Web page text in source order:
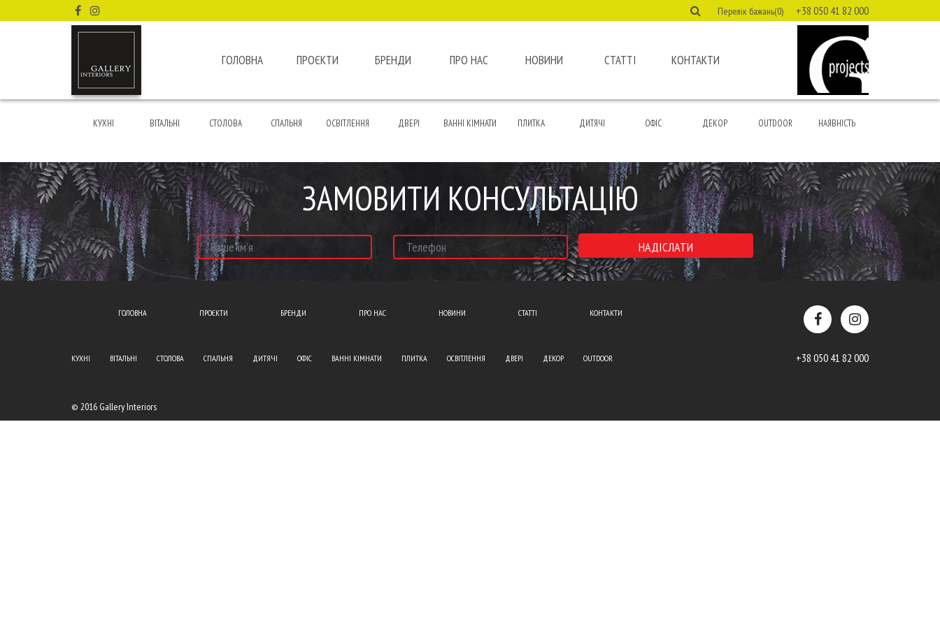
Перелік бажань(0) +38 050 41 82 000
ГОЛОВНА ПРОЄКТИ БРЕНДИ ПРО НАС НОВИНИ СТАТТІ КОНТАКТИ
КУХНІ ВІТАЛЬНІ СТОЛОВА СПАЛЬНЯ ОСВІТЛЕННЯ ДВЕРІ ВАННІ КІМНАТИ ПЛИТКА ДИТЯЧІ ОФІС ДЕКОР OUTDOOR НАЯВНІСТЬ
ЗАМОВИТИ КОНСУЛЬТАЦІЮ
ГОЛОВНА ПРОЄКТИ БРЕНДИ ПРО НАС НОВИНИ СТАТТІ КОНТАКТИ
КУХНІ ВІТАЛЬНІ СТОЛОВА СПАЛЬНЯ ДИТЯЧІ ОФІС ВАННІ КІМНАТИ ПЛИТКА ОСВІТЛЕННЯ ДВЕРІ ДЕКОР OUTDOOR +38 050 41 82 000
© 2016 Gallery Interiors